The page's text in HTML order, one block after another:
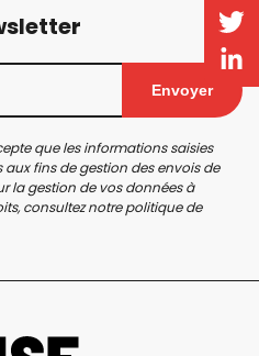
Envoyer
que les informations saisies
aux fins de gestion des envois de
la gestion de vos données à
consultez notrepolitique de